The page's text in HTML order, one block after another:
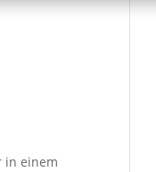
in einem